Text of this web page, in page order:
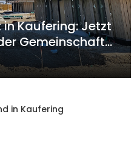
Kaufering: Jetzt
Gemeinschaft…
in Kaufering